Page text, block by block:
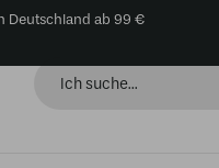
Deutschland ab 99 €